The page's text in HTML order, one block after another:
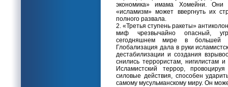
экономика» имама Хомейни. Они
«исламизм» может ввергнуть их
полного развала.
2. «Третья ступень ракеты»
миф чрезвычайно опасный,
сегодняшнем мире в
Глобализация дала в руки
дестабилизации и создания
снились террористам, нигилистам
Исламистский террор,
силовые действия, способен
самому мусульманскому миру. Он